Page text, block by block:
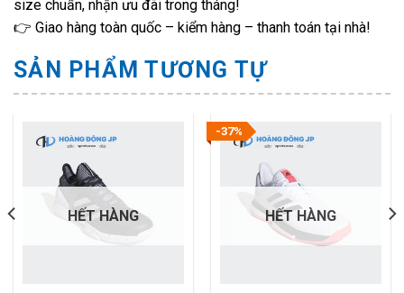
size chuẩn, nhận ưu đãi trong tháng!
👉 Giao hàng toàn quốc – kiểm hàng – thanh toán tại nhà!
SẢN PHẨM TƯƠNG TỰ
HẾT HÀNG
-37%
HẾT HÀNG